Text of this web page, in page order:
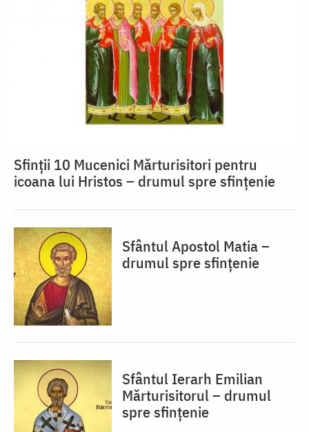
Sfinții 10 Mucenici Mărturisitori pentru
icoana lui Hristos – drumul spre sfințenie
Sfântul Apostol Matia –
drumul spre sfințenie
Sfântul Ierarh Emilian
Mărturisitorul – drumul
spre sfințenie